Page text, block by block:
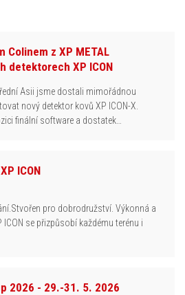
Colinem z XP METAL
detektorech XP ICON
Asii jsme dostali mimořádnou
nový detektor kovů XP ICON-X.
finální software a dostatek…
ICON
pro dobrodružství. Výkonná a
se přizpůsobí každému terénu i
2026 - 29.-31. 5. 2026